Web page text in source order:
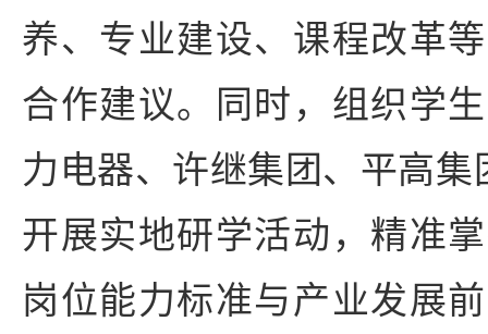
养、专业建设、课程改革
合作建议。同时，组织学
力电器、许继集团、平高
开展实地研学活动，精准
岗位能力标准与产业发展